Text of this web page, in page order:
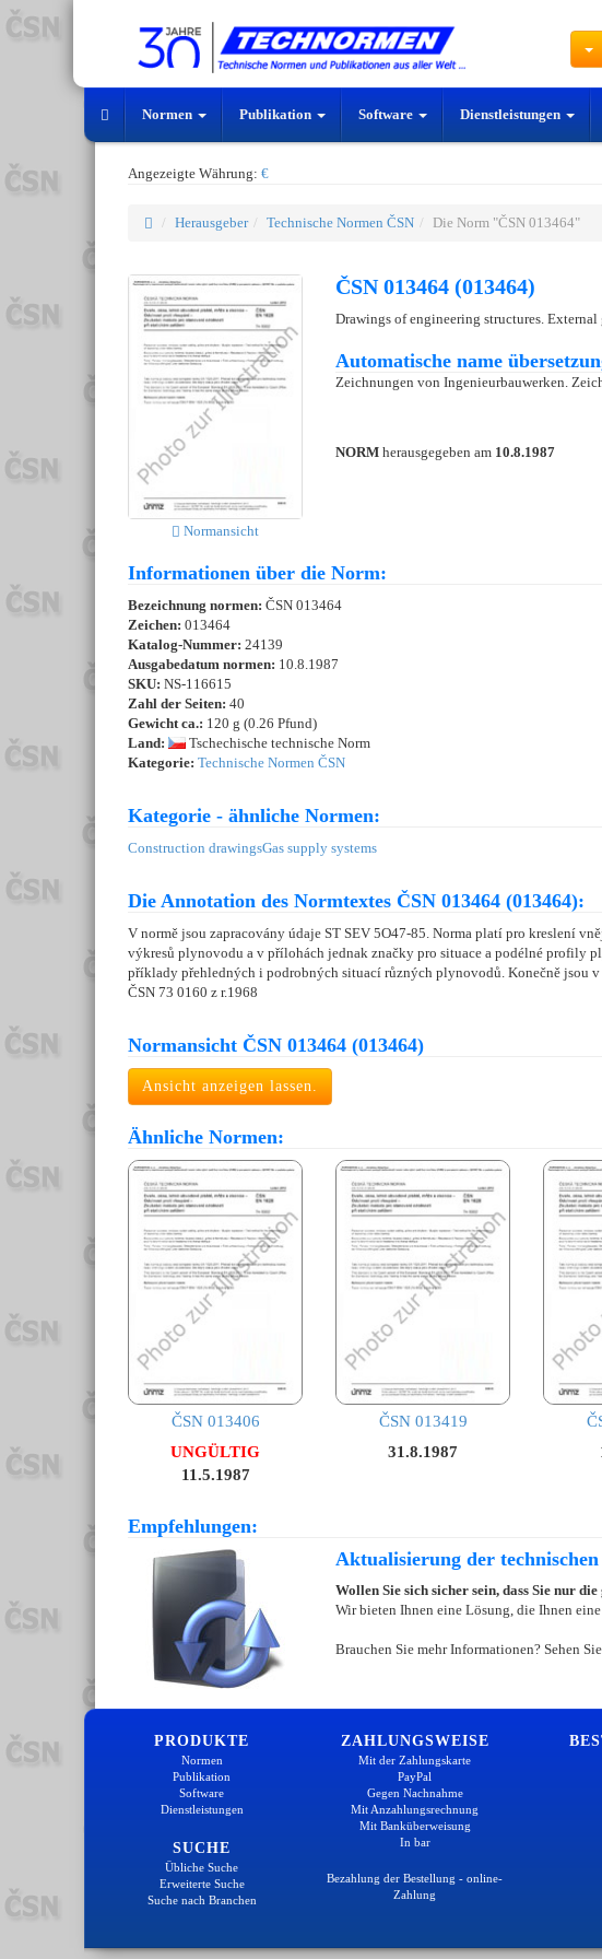
Normen Publikation Software Dienstleistungen
Angezeigte Währung: €
Herausgeber Technische Normen ČSN Die Norm "ČSN 013464"
Normansicht
ČSN 013464 (013464)
Drawings of engineering structures.
Automatische name
Zeichnungen von Ingenieurbauwerken.
NORM herausgegeben am 10.8.1987
Informationen über die Norm:
Bezeichnung normen: ČSN 013464
Zeichen: 013464
Katalog-Nummer: 24139
Ausgabedatum normen: 10.8.1987
SKU: NS-116615
Zahl der Seiten: 40
Gewicht ca.: 120 g (0.26 Pfund)
Land:
Tschechische technische Norm
Kategorie: Technische Normen ČSN
Kategorie - ähnliche Normen:
Construction drawingsGas supply systems
Die Annotation des Normtextes ČSN 013464 (013464):
V normě jsou zapracovány údaje ST SEV 5O47-85. Norma platí pro kreslení
výkresů plynovodu a v přílohách jednak značky pro situace a podélné profily
příklady přehledných i podrobných situací různých plynovodů. Konečně jsou
ČSN 73 0160 z r.1968
Normansicht ČSN 013464 (013464)
Ansicht anzeigen lassen.
Ähnliche Normen:
ČSN 013406
UNGÜLTIG
11.5.1987
ČSN 013419
31.8.1987
Empfehlungen:
Aktualisierung der
Wollen Sie sich sicher sein, dass Sie nur
Wir bieten Ihnen eine Lösung, die Ihnen
Brauchen Sie mehr Informationen? Sehen
PRODUKTE
Normen
Publikation
Software
Dienstleistungen
SUCHE
Übliche Suche
Erweiterte Suche
Suche nach Branchen
ZAHLUNGSWEISE
Mit der Zahlungskarte
PayPal
Gegen Nachnahme
Mit Anzahlungsrechnung
Mit Banküberweisung
In bar
Bezahlung der Bestellung - online-
Zahlung